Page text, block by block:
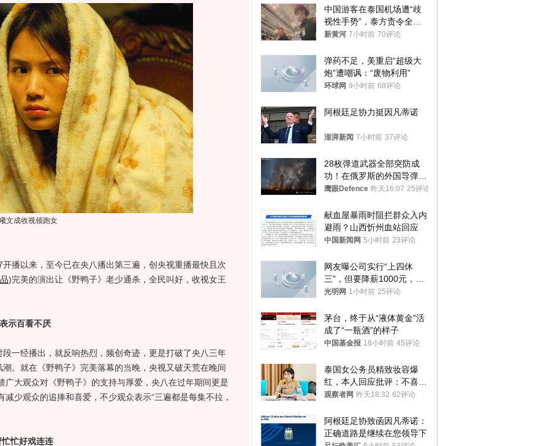
文成收视领跑女
以来，至今已在央八播出第三遍，创央视重播最快且次
)完美的演出让《野鸭子》老少通杀，全民叫好，收视女王
示百看不厌
经播出，就反响热烈，频创奇迹，更是打破了央八三年
。就在《野鸭子》完美落幕的当晚，央视又破天荒在晚间
广大观众对《野鸭子》的支持与厚爱，央八在过年期间更是
少观众的追捧和喜爱，不少观众表示“三遍都是每集不拉，
忙好戏连连
中国游客在泰国机场遭“歧
视性手势”，泰方责令全面
调查，对责任人采取最严厉
新黄河 7小时前 70评论
弹药不足，美重启“超级大
炮”遭嘲讽：“废物利用”
环球网 9小时前 68评论
阿根廷足协力挺因凡蒂诺
澎湃新闻 7小时前 37评论
28枚弹道武器全部突防成
功！在俄罗斯的外国导弹发
射车都是合法打击目标
鹰眼Defence 昨天16:07 25评论
献血屋暴雨时阻拦群众入内
避雨？山西忻州血站回应
中国新闻网 5小时前 23评论
网友曝公司实行“上四休
三”，但要降薪1000元，不
接受只能辞职
光明网 1小时前 25评论
茅台，终于从“液体黄金”活
成了“一瓶酒”的样子
中国基金报 16小时前 45评论
泰国女公务员精致妆容爆
红，本人回应批评：不喜欢
就别看
观察者网 昨天18:32 62评论
阿根廷足协致函因凡蒂诺：
正确道路是继续在您领导下